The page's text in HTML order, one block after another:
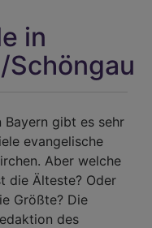
in
Bayern gibt es sehr
evangelische
Aber welche
die Älteste? Oder
Größte? Die
des